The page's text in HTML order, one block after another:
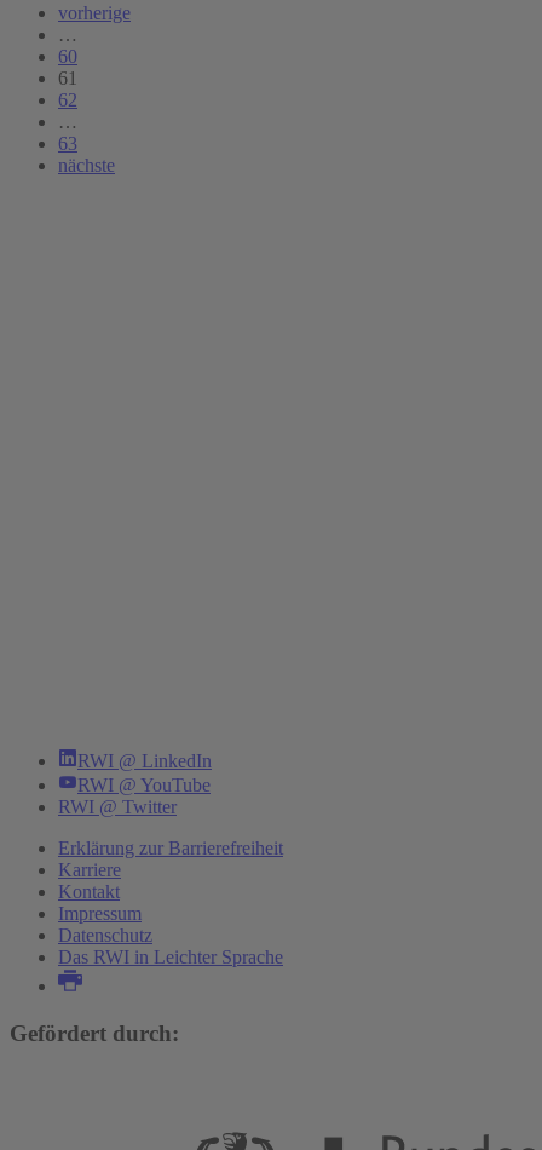
vorherige
…
60
61
62
…
63
nächste
RWI @ LinkedIn
RWI @ YouTube
RWI @ Twitter
Erklärung zur Barrierefreiheit
Karriere
Kontakt
Impressum
Datenschutz
Das RWI in Leichter Sprache
Gefördert durch: